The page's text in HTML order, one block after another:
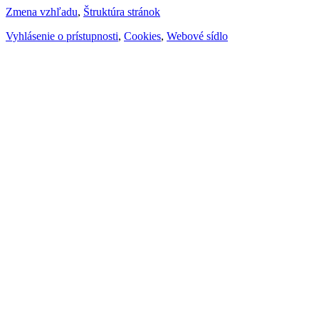
Zmena vzhľadu, Štruktúra stránok
Vyhlásenie o prístupnosti, Cookies, Webové sídlo